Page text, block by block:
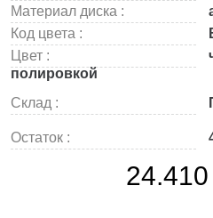
Материал диска :
Код цвета :
Цвет :
полировкой
Склад :
Остаток :
24.410